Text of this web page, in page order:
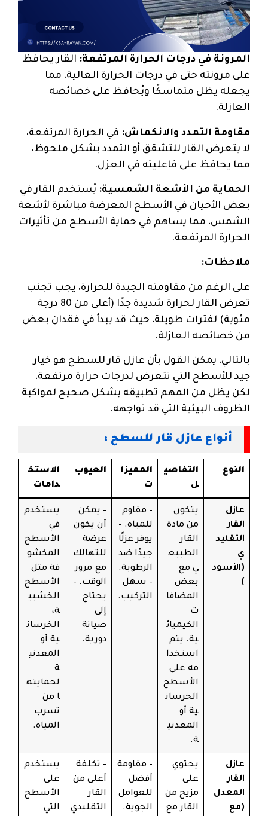
المرونة في درجات الحرارة المرتفعة: القار يحافظ
على مرونته حتى في درجات الحرارة العالية، مما
يجعله يظل متماسكًا ويُحافظ على خصائصه
العازلة.
مقاومة التمدد والانكماش: في الحرارة المرتفعة،
لا يتعرض القار للتشقق أو التمدد بشكل ملحوظ،
مما يحافظ على فاعليته في العزل.
الحماية من الأشعة الشمسية: يُستخدم القار في
بعض الأحيان في الأسطح المعرضة مباشرة لأشعة
الشمس، مما يساهم في حماية الأسطح من تأثيرات
الحرارة المرتفعة.
ملاحظات:
على الرغم من مقاومته الجيدة للحرارة، يجب تجنب
تعرض القار لحرارة شديدة جدًا (أعلى من 80 درجة
مئوية) لفترات طويلة، حيث قد يبدأ في فقدان بعض
من خصائصه العازلة.
بالتالي، يمكن القول بأن عازل قار للسطح هو خيار
جيد للأسطح التي تتعرض لدرجات حرارة مرتفعة،
لكن يظل من المهم تطبيقه بشكل صحيح لمواكبة
الظروف البيئية التي قد تواجهه.
أنواع عازل قار للسطح :
النوع
التفاصي
ل
المميزا
ت
العيوب
الاستخ
دامات
عازل
القار
التقليد
ي
(الأسود
)
يتكون
من مادة
القار
الطبيع
ي مع
بعض
المضافا
ت
الكيميائ
ية. يتم
استخدا
مه على
الأسطح
الخرسان
ية أو
المعدني
ة.
– مقاوم
للمياه. –
يوفر عزلًا
جيدًا ضد
الرطوبة.
– سهل
التركيب.
– يمكن
أن يكون
عرضة
للتهالك
مع مرور
الوقت. –
يحتاج
إلى
صيانة
دورية.
يستخدم
في
الأسطح
المكشو
فة مثل
الأسطح
الخشبي
ة،
الخرسان
ية أو
المعدني
ة
لحمايته
ا من
تسرب
المياه.
عازل
القار
المعدل
(مع
يحتوي
على
مزيج من
القار مع
– مقاومة
أفضل
للعوامل
الجوية.
– تكلفة
أعلى من
القار
التقليدي
يستخدم
على
الأسطح
التي